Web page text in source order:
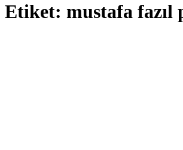
Etiket: mustafa fazıl